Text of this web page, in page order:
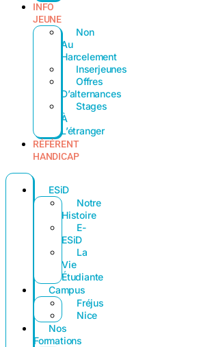
INFO
JEUNE
Non
Au
Harcelement
Inserjeunes
Offres
D’alternances
Stages
À
L’étranger
RÉFÉRENT
HANDICAP
ESiD
Notre
Histoire
E-
ESiD
La
Vie
Étudiante
Campus
Fréjus
Nice
Nos
Formations